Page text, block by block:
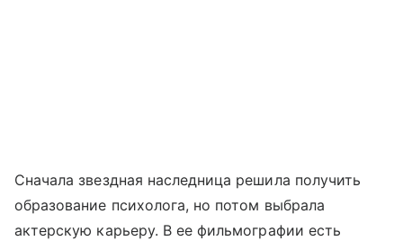
Сначала звездная наследница решила получить
образование психолога, но потом выбрала
актерскую карьеру. В ее фильмографии есть